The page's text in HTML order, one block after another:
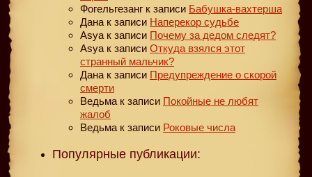
Фогельгезанг к записи Бабушка-вахтерша
Дана к записи Наперекор судьбе
Asya к записи Почему за дедом следят?
Asya к записи Откуда взялся этот
странный мальчик?
Дана к записи Предупреждение о скорой
смерти
Ведьма к записи Покойные не любят
жалоб
Ведьма к записи Роковые числа
Популярные публикации: